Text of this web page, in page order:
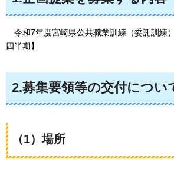
令和7年度宮崎県公共職業訓練（委託訓練
四半期】
2.募集要領等の交付につい
（1）場所